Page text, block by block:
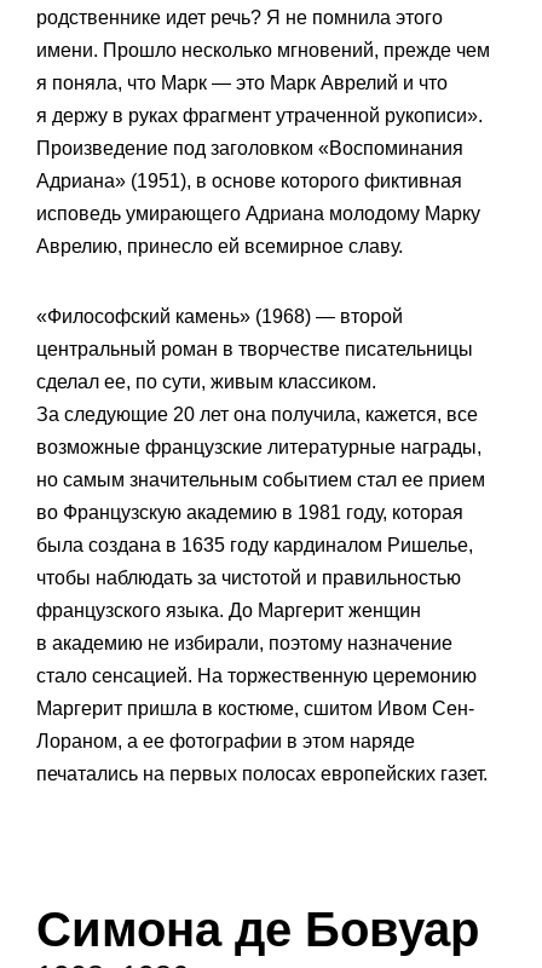
родственнике идет речь? Я не помнила этого
имени. Прошло несколько мгновений, прежде чем
я поняла, что Марк — это Марк Аврелий и что
я держу в руках фрагмент утраченной рукописи».
Произведение под заголовком «Воспоминания
Адриана» (1951), в основе которого фиктивная
исповедь умирающего Адриана молодому Марку
Аврелию, принесло ей всемирное славу.
«Философский камень» (1968) — второй
центральный роман в творчестве писательницы
сделал ее, по сути, живым классиком.
За следующие 20 лет она получила, кажется, все
возможные французские литературные награды,
но самым значительным событием стал ее прием
во Французскую академию в 1981 году, которая
была создана в 1635 году кардиналом Ришелье,
чтобы наблюдать за чистотой и правильностью
французского языка. До Маргерит женщин
в академию не избирали, поэтому назначение
стало сенсацией. На торжественную церемонию
Маргерит пришла в костюме, сшитом Ивом Сен-
Лораном, а ее фотографии в этом наряде
печатались на первых полосах европейских газет.
Симона де Бовуар